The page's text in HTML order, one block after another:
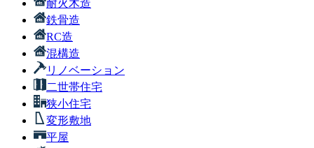
耐火木造
鉄骨造
RC造
混構造
リノベーション
二世帯住宅
狭小住宅
変形敷地
平屋